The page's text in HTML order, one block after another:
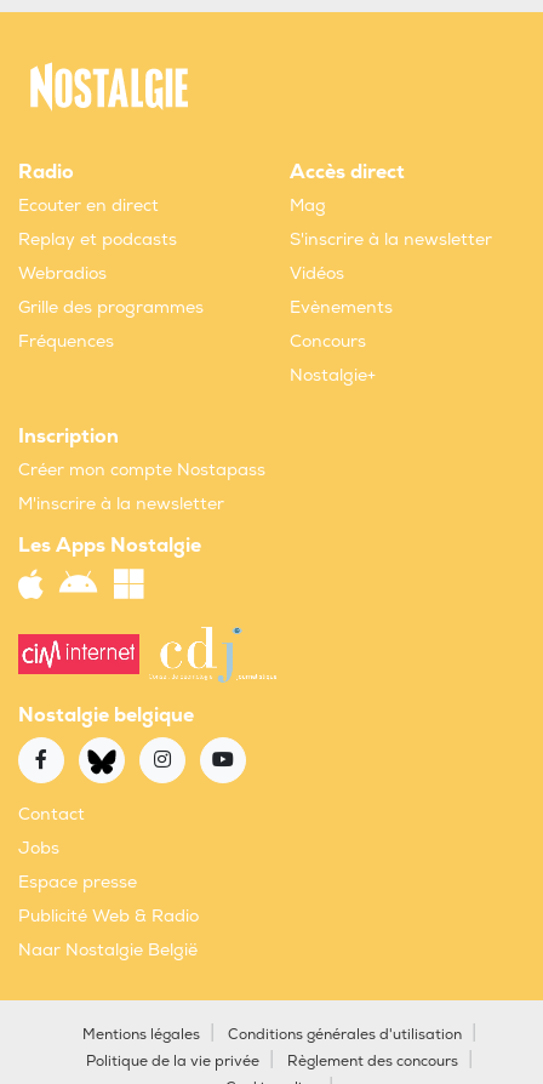
Radio
Ecouter en direct
Replay et podcasts
Webradios
Grille des programmes
Fréquences
Accès direct
Mag
S'inscrire à la newsletter
Vidéos
Evènements
Concours
Nostalgie+
Inscription
Créer mon compte Nostapass
M'inscrire à la newsletter
Les Apps Nostalgie
Nostalgie belgique
Contact
Jobs
Espace presse
Publicité Web & Radio
Naar Nostalgie België
Mentions légales
Conditions générales d'utilisation
Politique de la vie privée
Règlement des concours